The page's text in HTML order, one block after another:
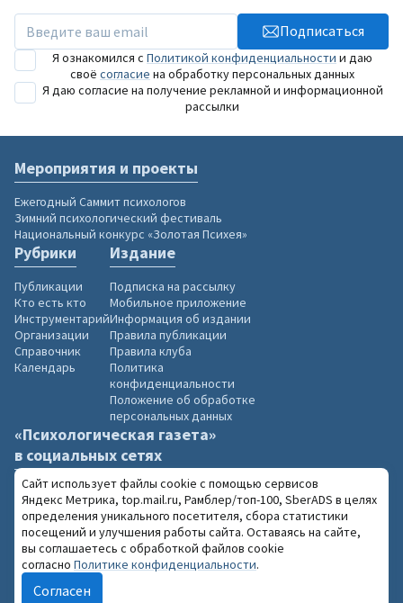
Подписаться
Я ознакомился с Политикой конфиденциальности и даю
своё согласие на обработку персональных данных
Я даю согласие на получение рекламной и информационной
рассылки
Мероприятия и проекты
Ежегодный Саммит психологов
Зимний психологический фестиваль
Национальный конкурс «Золотая Психея»
Рубрики
Публикации
Кто есть кто
Инструментарий
Организации
Справочник
Календарь
Издание
Подписка на рассылку
Мобильное приложение
Информация об издании
Правила публикации
Правила клуба
Политика
конфиденциальности
Положение об обработке
персональных данных
«Психологическая газета»
в социальных сетях
2004–2026 «Психологическая газета»
При использовании материалов сайта
обязательна ссылка на www.psy.su
18+
Сайт использует файлы cookie с помощью сервисов
Яндекс Метрика, top.mail.ru, Рамблер/топ-100, SberADS в целях
определения уникального посетителя, сбора статистики
посещений и улучшения работы сайта. Оставаясь на сайте,
вы соглашаетесь с обработкой файлов cookie
согласно Политике конфиденциальности.
Согласен